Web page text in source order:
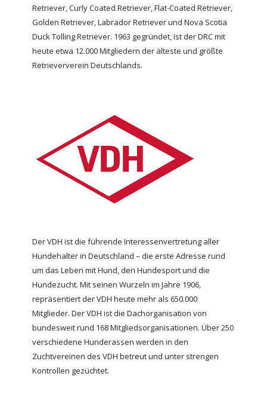
Retriever, Curly Coated Retriever, Flat-Coated Retriever,
Golden Retriever, Labrador Retriever und Nova Scotia
Duck Tolling Retriever. 1963 gegründet, ist der DRC mit
heute etwa 12.000 Mitgliedern der älteste und größte
Retrieververein Deutschlands.
Der VDH ist die führende Interessenvertretung aller
Hundehalter in Deutschland – die erste Adresse rund
um das Leben mit Hund, den Hundesport und die
Hundezucht. Mit seinen Wurzeln im Jahre 1906,
repräsentiert der VDH heute mehr als 650.000
Mitglieder. Der VDH ist die Dachorganisation von
bundesweit rund 168 Mitgliedsorganisationen. Über 250
verschiedene Hunderassen werden in den
Zuchtvereinen des VDH betreut und unter strengen
Kontrollen gezüchtet.